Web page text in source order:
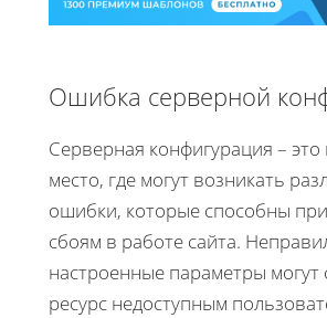
Ошибка серверной
Серверная конфигурация – это
место, где могут возникать
ошибки, которые способны
сбоям в работе сайта.
настроенные параметры могут
ресурс недоступным